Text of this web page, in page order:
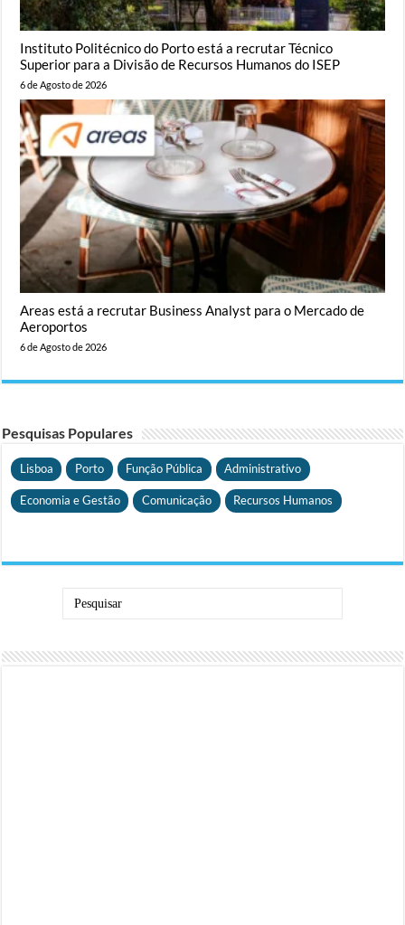
Instituto Politécnico do Porto está a recrutar Técnico
Superior para a Divisão de Recursos Humanos do ISEP
6 de Agosto de 2026
Areas está a recrutar Business Analyst para o Mercado de
Aeroportos
6 de Agosto de 2026
Pesquisas Populares
Lisboa Porto Função Pública Administrativo
Economia e Gestão Comunicação Recursos Humanos